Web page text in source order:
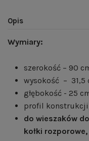
Opis
Wymiary:
szerokość – 90
wysokość – 31,5
głębokość - 25
profil konstrukcji
do wieszaków
kołki